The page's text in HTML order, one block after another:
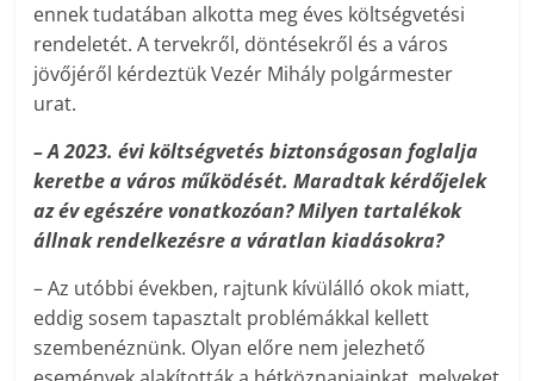
ennek tudatában alkotta meg éves költségvetési
rendeletét. A tervekről, döntésekről és a város
jövőjéről kérdeztük Vezér Mihály polgármester
urat.
– A 2023. évi költségvetés biztonságosan foglalja
keretbe a város működését. Maradtak kérdőjelek
az év egészére vonatkozóan? Milyen tartalékok
állnak rendelkezésre a váratlan kiadásokra?
– Az utóbbi években, rajtunk kívülálló okok miatt,
eddig sosem tapasztalt problémákkal kellett
szembenéznünk. Olyan előre nem jelezhető